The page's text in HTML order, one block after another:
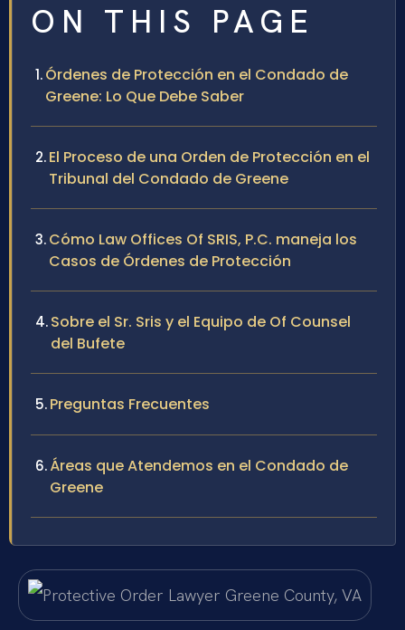
ON THIS PAGE
Órdenes de Protección en el Condado de
Greene: Lo Que Debe Saber
El Proceso de una Orden de Protección en el
Tribunal del Condado de Greene
Cómo Law Offices Of SRIS, P.C. maneja los
Casos de Órdenes de Protección
Sobre el Sr. Sris y el Equipo de Of Counsel
del Bufete
Preguntas Frecuentes
Áreas que Atendemos en el Condado de
Greene